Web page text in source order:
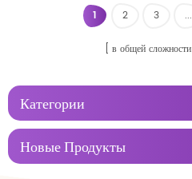
1 2 3 ...
в общей сложности
Категории
Новые Продукты